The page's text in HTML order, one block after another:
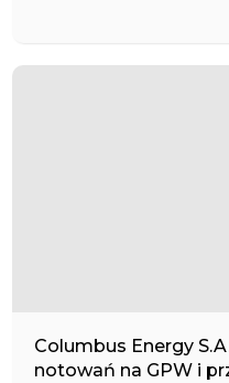
Columbus Energy
notowań na GPW i